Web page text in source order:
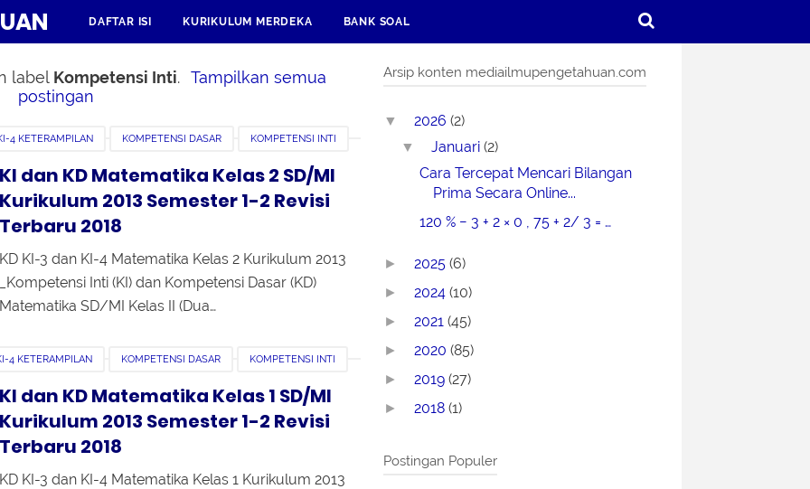
DAFTAR ISI KURIKULUM MERDEKA BANK SOAL
label Kompetensi Inti. Tampilkan semua
postingan
4 KETERAMPILAN KOMPETENSI DASAR KOMPETENSI INTI
1
KI dan KD Matematika Kelas 2 SD/MI
Kurikulum 2013 Semester 1-2 Revisi
Terbaru 2018
KD KI-3 dan KI-4 Matematika Kelas 2 Kurikulum 2013
_Kompetensi Inti (KI) dan Kompetensi Dasar (KD)
Matematika SD/MI Kelas II (Dua…
4 KETERAMPILAN KOMPETENSI DASAR KOMPETENSI INTI
1
KI dan KD Matematika Kelas 1 SD/MI
Kurikulum 2013 Semester 1-2 Revisi
Terbaru 2018
KD KI-3 dan KI-4 Matematika Kelas 1 Kurikulum 2013
Arsip konten mediailmupengetahuan.com
▼ 2026 (2)
▼ Januari(2)
Cara Tercepat Mencari Bilangan
Prima Secara Online...
120 % − 3 + 2 × 0 , 75 + 2/ 3 = …
► 2025 (6)
► 2024 (10)
► 2021 (45)
► 2020 (85)
► 2019 (27)
► 2018 (1)
Postingan Populer